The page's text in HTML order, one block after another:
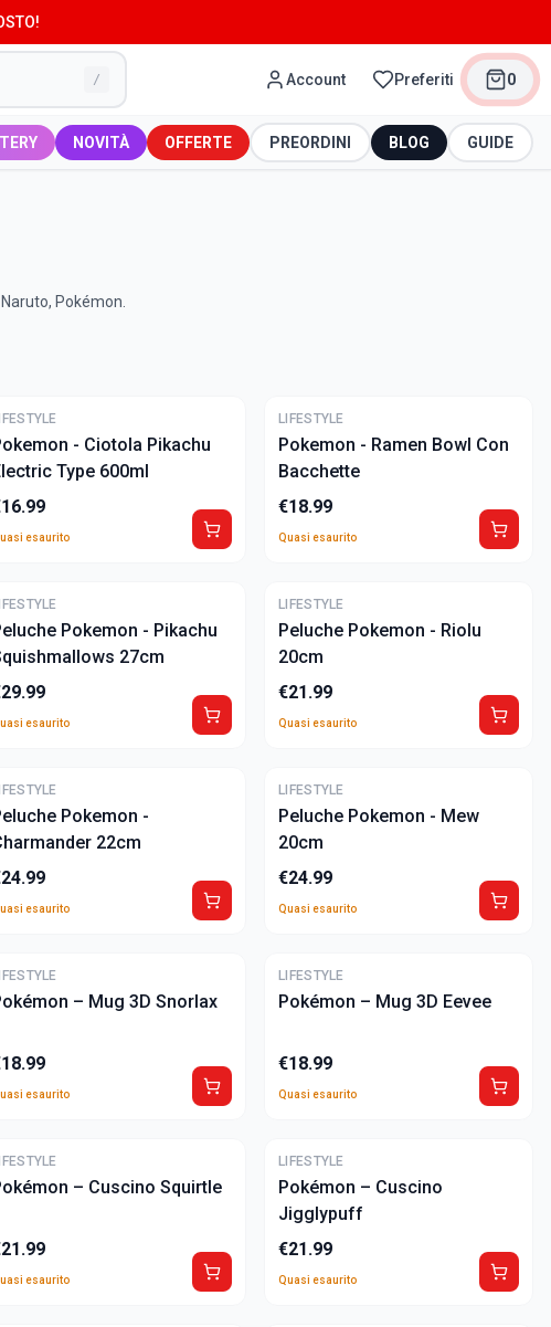
/ Account Preferiti 0
NOVITÀ OFFERTE PREORDINI BLOG GUIDE
Pokémon.
- Ciotola Pikachu
Type 600ml
16.99
esaurito
ULTIME
LIFESTYLE
Pokemon - Ramen Bowl Con
Bacchette
€18.99
Quasi esaurito
Pokemon - Pikachu
27cm
29.99
esaurito
ULTIME
LIFESTYLE
Peluche Pokemon - Riolu
20cm
€21.99
Quasi esaurito
Pokemon -
22cm
24.99
esaurito
ULTIME
LIFESTYLE
Peluche Pokemon - Mew
20cm
€24.99
Quasi esaurito
– Mug 3D Snorlax
18.99
esaurito
ULTIME
LIFESTYLE
Pokémon – Mug 3D Eevee
€18.99
Quasi esaurito
– Cuscino Squirtle
21.99
esaurito
ULTIME
LIFESTYLE
Pokémon – Cuscino
Jigglypuff
€21.99
Quasi esaurito